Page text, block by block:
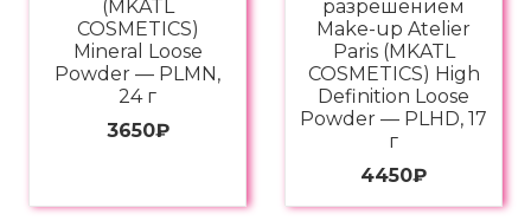
(MKATL
COSMETICS)
Mineral Loose
Powder — PLMN,
24 г
3650₽
разрешением
Make-up Atelier
Paris (MKATL
COSMETICS) High
Definition Loose
Powder — PLHD, 17
г
4450₽